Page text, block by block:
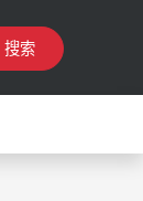
搜索